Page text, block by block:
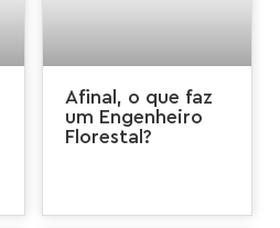
Afinal, o que faz
um Engenheiro
Florestal?